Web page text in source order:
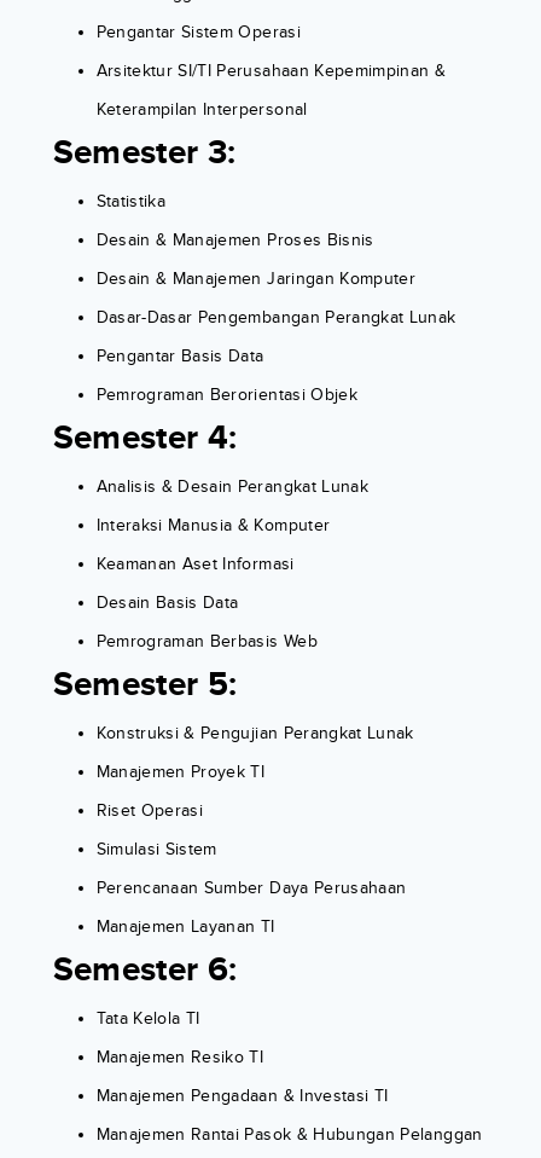
Pengantar Sistem Operasi
Arsitektur SI/TI Perusahaan Kepemimpinan &
Keterampilan Interpersonal
Semester 3:
Statistika
Desain & Manajemen Proses Bisnis
Desain & Manajemen Jaringan Komputer
Dasar-Dasar Pengembangan Perangkat Lunak
Pengantar Basis Data
Pemrograman Berorientasi Objek
Semester 4:
Analisis & Desain Perangkat Lunak
Interaksi Manusia & Komputer
Keamanan Aset Informasi
Desain Basis Data
Pemrograman Berbasis Web
Semester 5:
Konstruksi & Pengujian Perangkat Lunak
Manajemen Proyek TI
Riset Operasi
Simulasi Sistem
Perencanaan Sumber Daya Perusahaan
Manajemen Layanan TI
Semester 6:
Tata Kelola TI
Manajemen Resiko TI
Manajemen Pengadaan & Investasi TI
Manajemen Rantai Pasok & Hubungan Pelanggan